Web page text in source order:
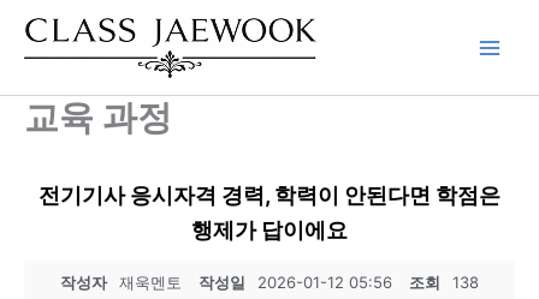
로 교육 과정
전기기사 응시자격 경력, 학력이 안된다면 학점은
행제가 답이에요
작성자 재욱멘토 작성일 2026-01-12 05:56 조회 138